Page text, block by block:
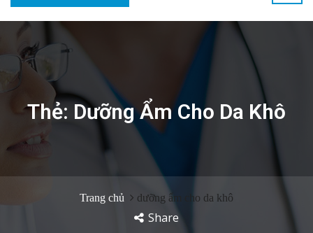
Thẻ: Dưỡng Ẩm Cho Da Khô
Trang chủ dưỡng ẩm cho da khô
Share